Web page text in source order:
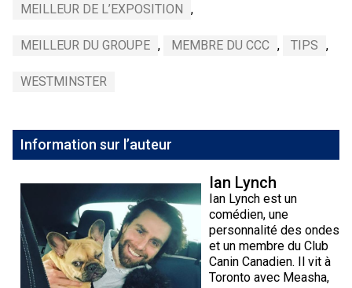
MEILLEUR DE L’EXPOSITION ,
MEILLEUR DU GROUPE , MEMBRE DU CCC , TIPS ,
WESTMINSTER
Information sur l’auteur
Ian Lynch
Ian Lynch est un
comédien, une
personnalité des ondes
et un membre du Club
Canin Canadien. Il vit à
Toronto avec Measha,